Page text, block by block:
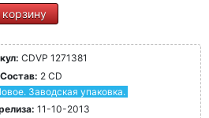
CDVP 1271381
Состав: 2 CD
Заводская упаковка.
11-10-2013